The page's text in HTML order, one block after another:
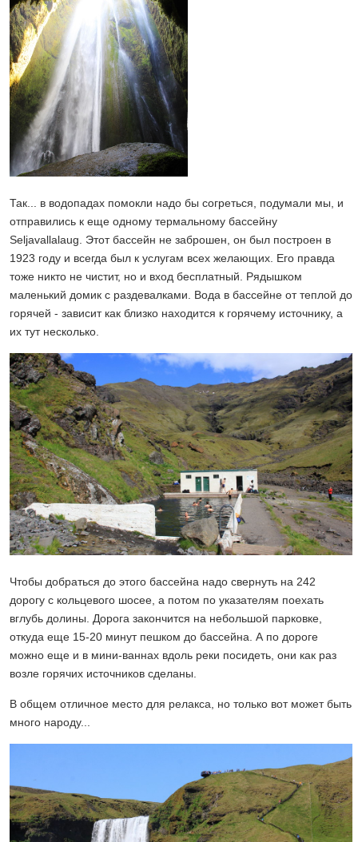
Так... в водопадах помокли надо бы согреться, подумали мы, и
отправились к еще одному термальному бассейну
Seljavallalaug. Этот бассейн не заброшен, он был построен в
1923 году и всегда был к услугам всех желающих. Его правда
тоже никто не чистит, но и вход бесплатный. Рядышком
маленький домик с раздевалками. Вода в бассейне от теплой до
горячей - зависит как близко находится к горячему источнику, а
их тут несколько.
Чтобы добраться до этого бассейна надо свернуть на 242
дорогу с кольцевого шосее, а потом по указателям поехать
вглубь долины. Дорога закончится на небольшой парковке,
откуда еще 15-20 минут пешком до бассейна. А по дороге
можно еще и в мини-ваннах вдоль реки посидеть, они как раз
возле горячих источников сделаны.
В общем отличное место для релакса, но только вот может быть
много народу...